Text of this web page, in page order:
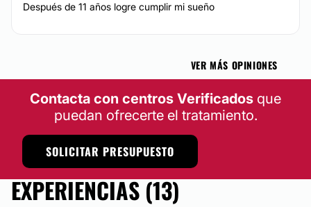
Después de 11 años logre cumplir mi sueño
VER MÁS OPINIONES
Contacta con centros Verificados que
puedan ofrecerte el tratamiento.
SOLICITAR PRESUPUESTO
EXPERIENCIAS (13)